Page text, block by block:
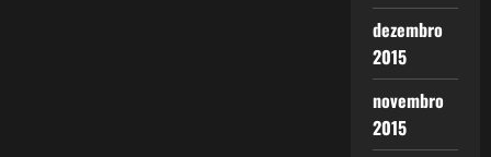
dezembro
2015
novembro
2015